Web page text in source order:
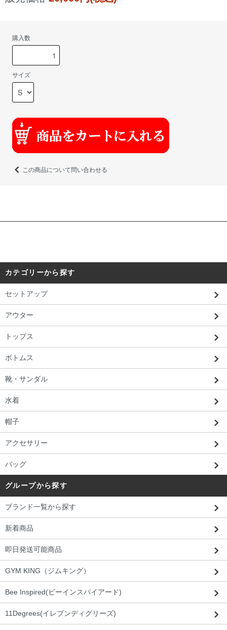
購入数
サイズ
この商品について問い合わせる
カテゴリーから探す
セットアップ
アウター
トップス
ボトムス
靴・サンダル
水着
帽子
アクセサリー
バッグ
グループから探す
ブランド一覧から探す
新着商品
即日発送可能商品
GYM KING（ジムキング）
Bee Inspired(ビーインスパイアード)
11Degrees(イレブンディグリーズ)